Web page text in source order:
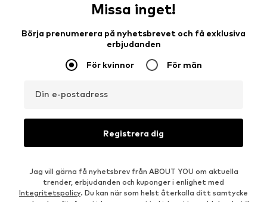
Missa inget!
Börja prenumerera på nyhetsbrevet och få exklusiva
erbjudanden
För kvinnor För män
Din e-postadress
Registrera dig
Jag vill gärna få nyhetsbrev från ABOUT YOU om aktuella
trender, erbjudanden och kuponger i enlighet med
Integritetspolicy. Du kan när som helst återkalla ditt samtycke